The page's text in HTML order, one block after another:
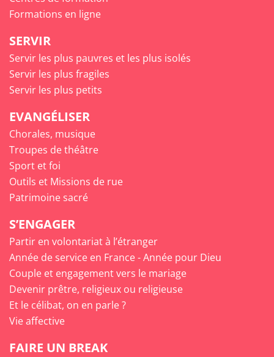
Formations en ligne
SERVIR
Servir les plus pauvres et les plus isolés
Servir les plus fragiles
Servir les plus petits
EVANGÉLISER
Chorales, musique
Troupes de théâtre
Sport et foi
Outils et Missions de rue
Patrimoine sacré
S’ENGAGER
Partir en volontariat à l’étranger
Année de service en France - Année pour Dieu
Couple et engagement vers le mariage
Devenir prêtre, religieux ou religieuse
Et le célibat, on en parle ?
Vie affective
FAIRE UN BREAK